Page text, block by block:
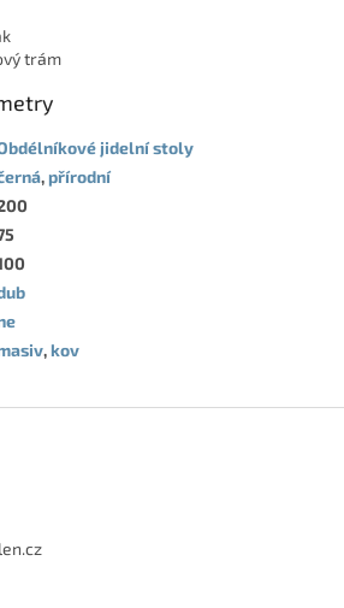
trám
jidelní stoly
,přírodní
,kov